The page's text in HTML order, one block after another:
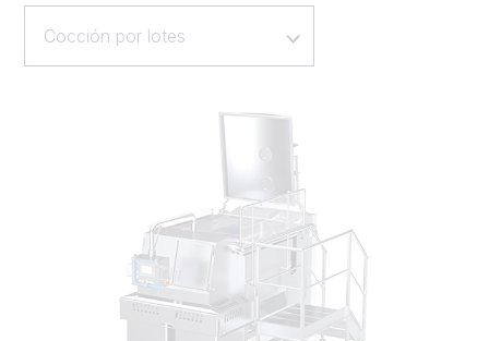
Cocción por lotes